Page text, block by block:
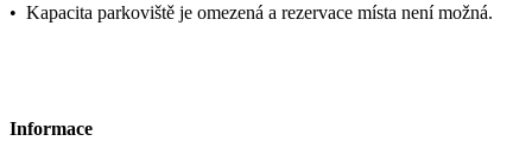
• Kapacita parkoviště je omezená a rezervace místa není možná.
Informace